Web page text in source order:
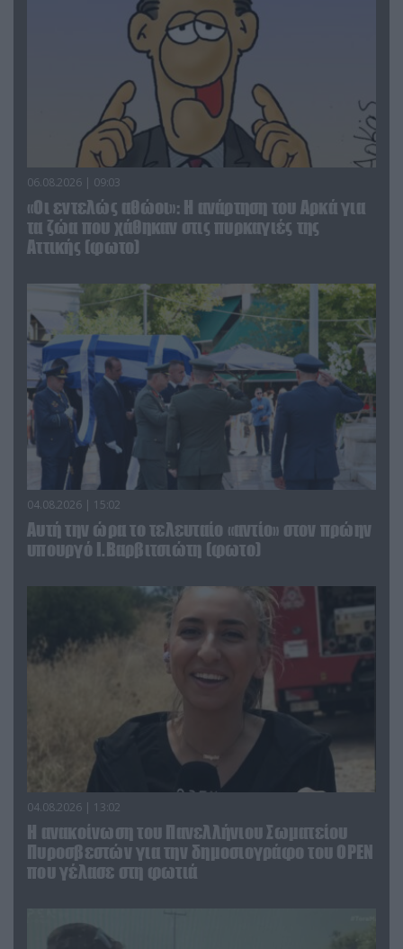
06.08.2026 | 09:03
«Οι εντελώς αθώοι»: Η ανάρτηση του Αρκά για
τα ζώα που χάθηκαν στις πυρκαγιές της
Αττικής (φωτο)
04.08.2026 | 15:02
Αυτή την ώρα το τελευταίο «αντίο» στον πρώην
υπουργό Ι.Βαρβιτσιώτη (φωτο)
04.08.2026 | 13:02
Η ανακοίνωση του Πανελλήνιου Σωματείου
Πυροσβεστών για την δημοσιογράφο του OPEN
που γέλασε στη φωτιά